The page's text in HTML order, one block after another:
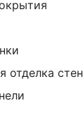
отделка стен